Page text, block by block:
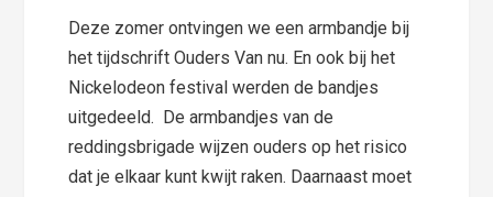
Deze zomer ontvingen we een armbandje bij
het tijdschrift Ouders Van nu. En ook bij het
Nickelodeon festival werden de bandjes
uitgedeeld. De armbandjes van de
reddingsbrigade wijzen ouders op het risico
dat je elkaar kunt kwijt raken. Daarnaast moet